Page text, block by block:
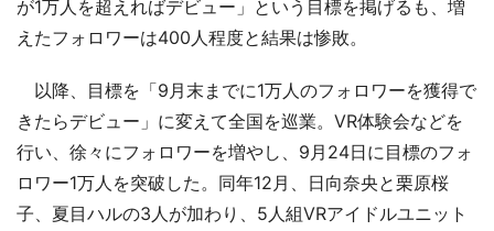
が1万人を超えればデビュー」という目標を掲げるも、増
えたフォロワーは400人程度と結果は惨敗。
以降、目標を「9月末までに1万人のフォロワーを獲得で
きたらデビュー」に変えて全国を巡業。VR体験会などを
行い、徐々にフォロワーを増やし、9月24日に目標のフォ
ロワー1万人を突破した。同年12月、日向奈央と栗原桜
子、夏目ハルの3人が加わり、5人組VRアイドルユニット